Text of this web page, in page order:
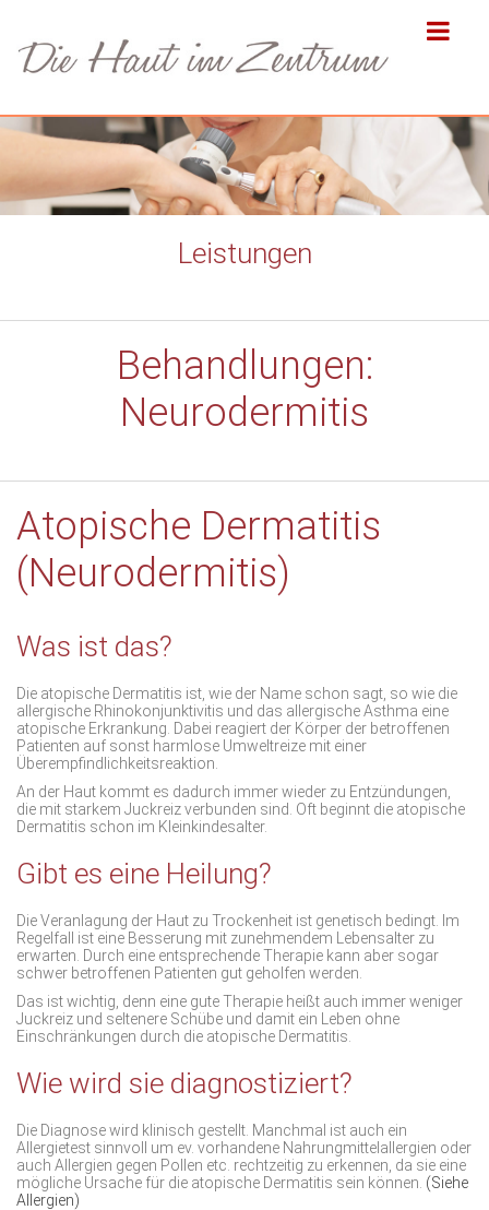
Leistungen
Behandlungen:
Neurodermitis
Atopische Dermatitis
(Neurodermitis)
Was ist das?
Die atopische Dermatitis ist, wie der Name schon sagt, so wie die
allergische Rhinokonjunktivitis und das allergische Asthma eine
atopische Erkrankung. Dabei reagiert der Körper der betroffenen
Patienten auf sonst harmlose Umweltreize mit einer
Überempfindlichkeitsreaktion.
An der Haut kommt es dadurch immer wieder zu Entzündungen,
die mit starkem Juckreiz verbunden sind. Oft beginnt die atopische
Dermatitis schon im Kleinkindesalter.
Gibt es eine Heilung?
Die Veranlagung der Haut zu Trockenheit ist genetisch bedingt. Im
Regelfall ist eine Besserung mit zunehmendem Lebensalter zu
erwarten. Durch eine entsprechende Therapie kann aber sogar
schwer betroffenen Patienten gut geholfen werden.
Das ist wichtig, denn eine gute Therapie heißt auch immer weniger
Juckreiz und seltenere Schübe und damit ein Leben ohne
Einschränkungen durch die atopische Dermatitis.
Wie wird sie diagnostiziert?
Die Diagnose wird klinisch gestellt. Manchmal ist auch ein
Allergietest sinnvoll um ev. vorhandene Nahrungmittelallergien oder
auch Allergien gegen Pollen etc. rechtzeitig zu erkennen, da sie eine
mögliche Ursache für die atopische Dermatitis sein können. (Siehe
Allergien)